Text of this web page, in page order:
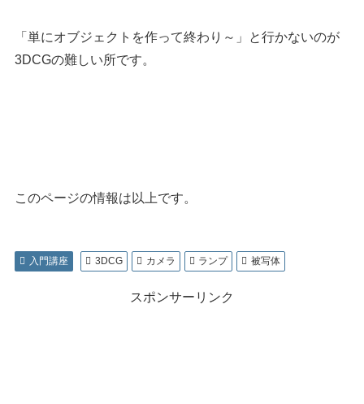
「単にオブジェクトを作って終わり～」と行かないのが
3DCGの難しい所です。
このページの情報は以上です。
入門講座 3DCG カメラ ランプ 被写体
スポンサーリンク